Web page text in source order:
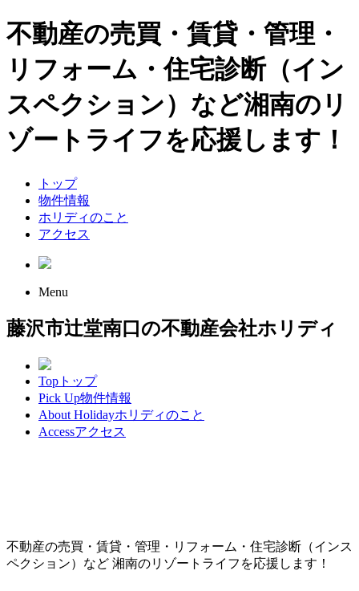
不動産の売買・賃貸・管理・
リフォーム・住宅診断（イン
スペクション）など湘南のリ
ゾートライフを応援します！
トップ
物件情報
ホリディのこと
アクセス
Menu
藤沢市辻堂南口の不動産会社ホリディ
Top トップ
Pick Up物件情報
About Holidayホリディのこと
Accessアクセス
不動産の売買・賃貸・管理・リフォーム・住宅診断（インス
ペクション）など 湘南のリゾートライフを応援します！